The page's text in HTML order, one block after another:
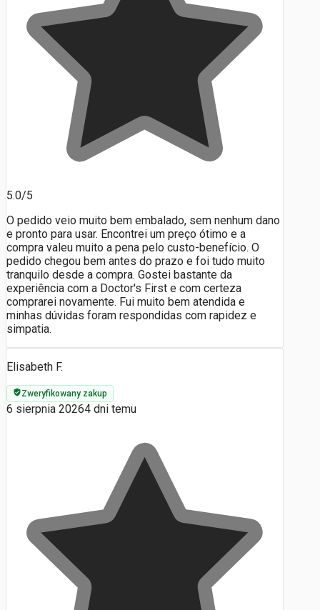
5.0/5
O pedido veio muito bem embalado, sem nenhum dano
e pronto para usar. Encontrei um preço ótimo e a
compra valeu muito a pena pelo custo-benefício. O
pedido chegou bem antes do prazo e foi tudo muito
tranquilo desde a compra. Gostei bastante da
experiência com a Doctor's First e com certeza
comprarei novamente. Fui muito bem atendida e
minhas dúvidas foram respondidas com rapidez e
simpatia.
Elisabeth F.
Zweryfikowany zakup
6 sierpnia 20264 dni temu